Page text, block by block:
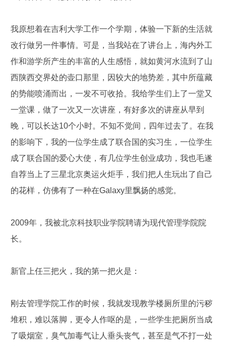
我原想着在吉利大学工作一个学期，体验一下新的生活就
改行做另一件事情。可是，当我站在了讲台上，海内外工
作和游学所产生的丰富的人生感悟，就如黄河水流到了山
西陕西交界处的壶口那里，因较大的地势差，其中所蕴藏
的势能喷涌而出，一发不可收拾。我给学生们上了一堂又
一堂课，做了一次又一次讲座，有好多次的讲座从早到
晚，可以长达10个小时。不知不觉间，四年过去了。在我
的影响下，我的一位学生成了联合国的实习生，一位学生
成了联合国的爱心大使，有几位学生创业成功，我也毛遂
自荐当上了三星北京奥运火炬手，我们把人生玩出了自己
的花样，仿佛有了一种在Galaxy里飘扬的感觉。
2009年，我被北京科技职业学院聘请为现代管理学院院
长。
新官上任三把火，我的第一把火是：
刚去管理学院工作的时候，我就发现教学楼厕所里的污秽
堆积，难以落脚，更令人作呕的是，一些学生把厕所当成
了吸烟室，臭气加毒气让人垂头丧气，甚至是气不打一处